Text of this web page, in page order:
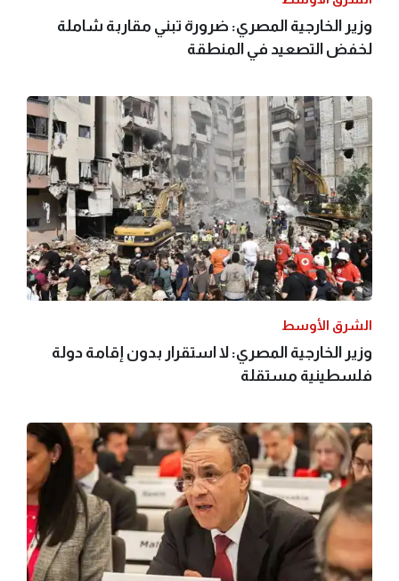
وزير الخارجية المصري: ضرورة تبني مقاربة شاملة
لخفض التصعيد في المنطقة
الشرق الأوسط
وزير الخارجية المصري: لا استقرار بدون إقامة دولة
فلسطينية مستقلة